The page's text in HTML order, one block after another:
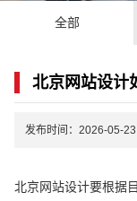
全部
北京网站设计
发布时间：2026-05-
北京网站设计要根据